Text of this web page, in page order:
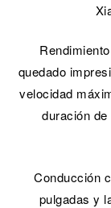
quedado
velocidad
duración
Conducción
pulgadas y